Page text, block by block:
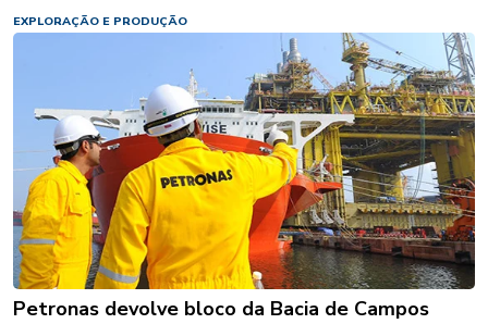
EXPLORAÇÃO E PRODUÇÃO
Petronas devolve bloco da Bacia de Campos